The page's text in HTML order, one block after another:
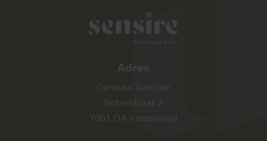
Adres
Centraal kantoor
Boterstraat 2
7051 DA Varsseveld